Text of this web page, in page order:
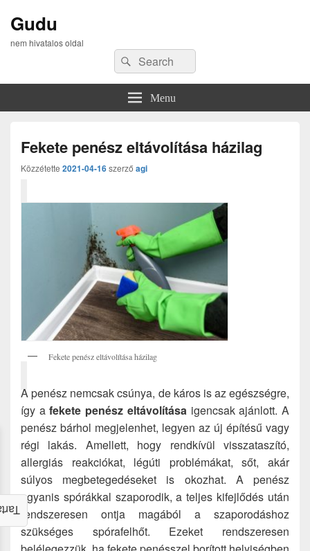
Gudu
nem hivatalos oldal
Search
for:
Search
Menu
Fekete penész eltávolítása házilag
Közzétette 2021-04-16szerző agi
Fekete penész eltávolítása házilag
A penész nemcsak csúnya, de káros is az egészségre,
így afekete penész eltávolítása igencsak ajánlott. A
penész bárhol megjelenhet, legyen az új építésű vagy
régi lakás. Amellett, hogy rendkívül visszataszító,
allergiás reakciókat, légúti problémákat, sőt, akár
súlyos megbetegedéseket is okozhat. A penész
ugyanis spórákkal szaporodik, a teljes kifejlődés után
rendszeresen ontja magából a szaporodáshoz
szükséges spórafelhőt. Ezeket rendszeresen